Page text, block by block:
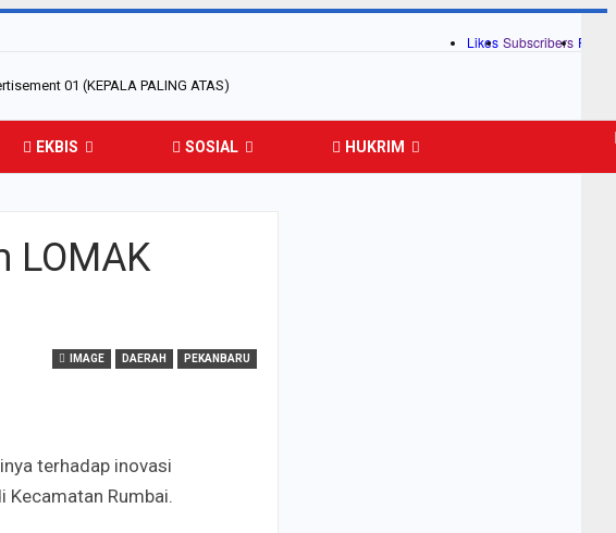
Likes Subscribers
EKBIS SOSIAL HUKRIM
LOMAK
IMAGE DAERAH PEKANBARU
terhadap inovasi
Kecamatan Rumbai.